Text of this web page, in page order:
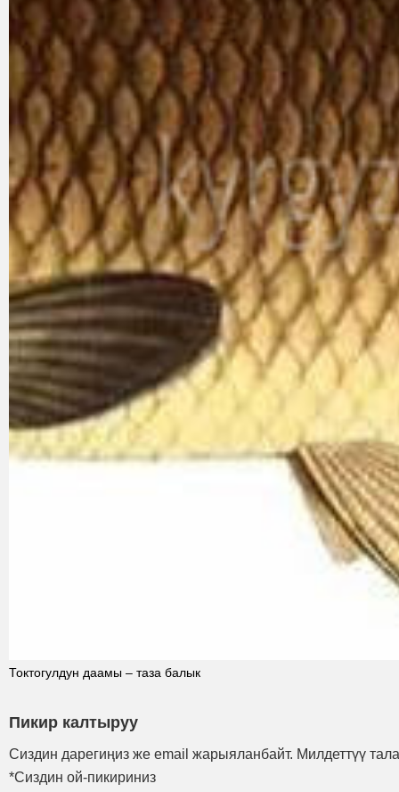
Токтогулдун даамы – таза балык
Пикир калтыруу
Сиздин дарегиңиз же email жарыяланбайт. Милдеттүү
*Сиздин ой-пикириниз